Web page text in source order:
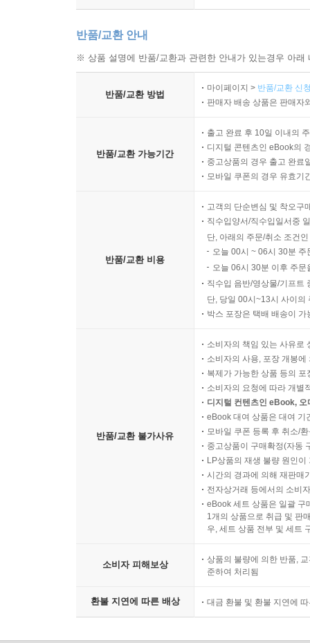
반품/교환 안내
※ 상품 설명에 반품/교환과 관련한 안내가 있는경우 아
반품/교환 방법
마이페이지 > 반품/교환 신
판매자 배송 상품은 판매자
반품/교환 가능기간
출고 완료 후 10일 이내의
디지털 콘텐츠인 eBook의
중고상품의 경우 출고 완료
모바일 쿠폰의 경우 유효기
반품/교환 비용
고객의 단순변심 및 착오구
직수입양서/직수입일서중
단, 아래의 주문/취소 조건
오늘 00시 ~ 06시 30분
오늘 06시 30분 이후 주
직수입 음반/영상물/기프트
단, 당일 00시~13시 사이의
박스 포장은 택배 배송이
반품/교환 불가사유
소비자의 책임 있는 사유로
소비자의 사용, 포장 개봉
복제가 가능한 상품 등의
소비자의 요청에 따라 개별
디지털 컨텐츠인 eBook,
eBook 대여 상품은 대여 기
모바일 쿠폰 등록 후 취소/
중고상품이 구매확정(자동
LP상품의 재생 불량 원인
시간의 경과에 의해 재판매
전자상거래 등에서의 소비
eBook 세트 상품은 일괄 구
1개의 상품으로 취급 및 판
우, 세트 상품 전부 및 세트
소비자 피해보상
상품의 불량에 의한 반품,
준하여 처리됨
환불 지연에 따른 배상 대금 환불 및 환불 지연에